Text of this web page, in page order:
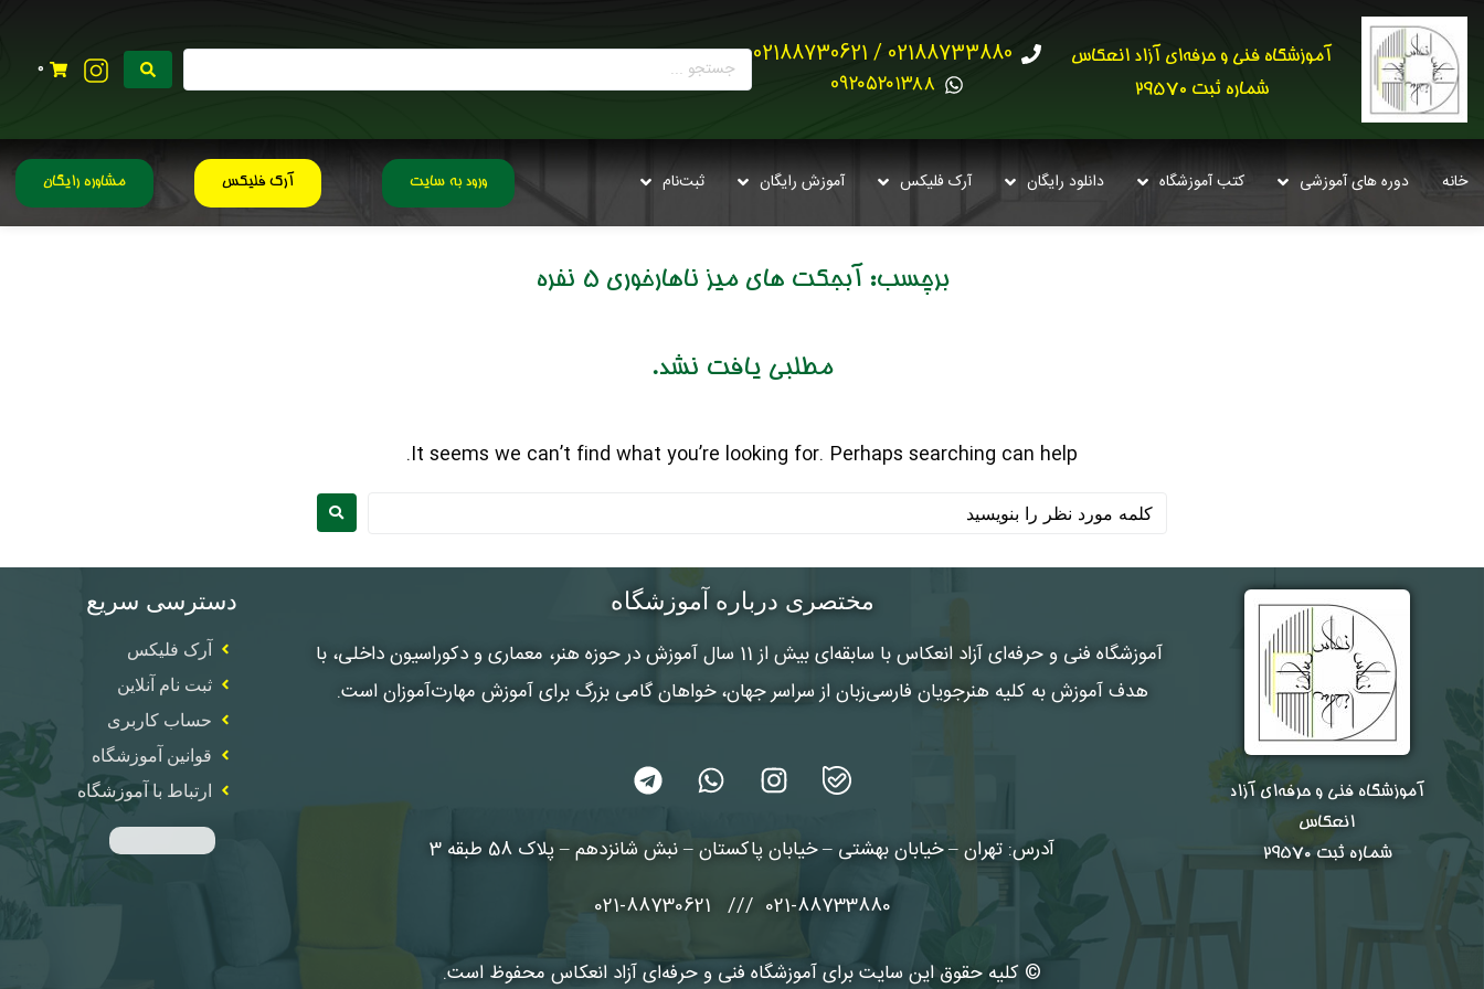
آموزشگاه فنی و حرفه‌ای آزاد انعکاس
شماره ثبت 29570
02188733880 / 02188730621
0۹۲۰۵۲۰۱۳۸۸
0
خانه دوره های آموزشی کتب آموزشگاه دانلود رایگان آرک فلیکس آموزش رایگان ثبت‌نام ورود به سایت آرک فلیکس مشاوره رایگان
برچسب: آبجکت های میز ناهارخوری 5 نفره
مطلبی یافت نشد.
It seems we can’t find what you’re looking for. Perhaps searching can help.
آموزشگاه فنی و حرفه‌ای آزاد
انعکاس
شماره ثبت ۲۹۵۷۰
مختصری درباره آموزشگاه
آموزشگاه فنی و حرفه‌ای آزاد انعکاس
با سابقه‌ای بیش از 11 سال آموزش در حوزه هنر، معماری و دکوراسیون داخلی، با
هدف آموزش به کلیه هنرجویان فارسی‌زبان از سراسر جهان، خواهان گامی بزرگ برای آموزش مهارت‌آموزان است.
آدرس: تهران – خیابان بهشتی – خیابان پاکستان – نبش شانزدهم – پلاک 58 طبقه 3
021-88733880 /// 021-88730621
دسترسی سریع
آرک فلیکس
ثبت نام آنلاین
حساب کاربری
قوانین آموزشگاه
ارتباط با آموزشگاه
© کلیه حقوق این سایت برای آموزشگاه فنی و حرفه‌ای آزاد انعکاس محفوظ است.